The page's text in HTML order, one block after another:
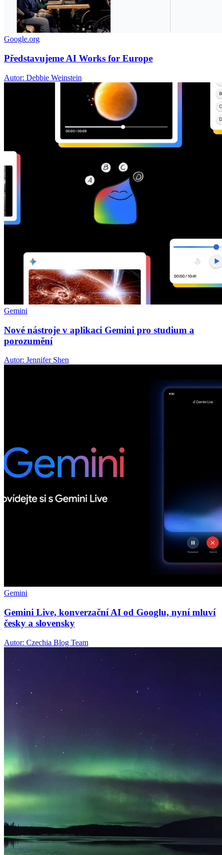
Google.org
Představujeme AI Works for Europe
Autor: Debbie Weinstein
Gemini
Nové nástroje v aplikaci Gemini pro studium a
porozumění
Autor: Jennifer Shen
Gemini
Gemini Live, konverzační AI od Googlu, nyní mluví
česky a slovensky
Autor: Czechia Blog Team